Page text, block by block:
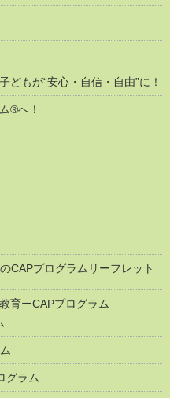
どもが“安心・自信・自由”に！
®へ！
CAPプログラムリーフレット
育ーCAPプログラム
グラム